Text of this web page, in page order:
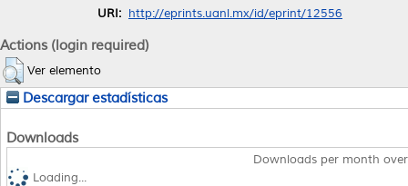
URI: http://eprints.uanl.mx/id/eprint/12556
Actions (login required)
Ver elemento
Descargar estadísticas
Downloads
Downloads per month
Loading...